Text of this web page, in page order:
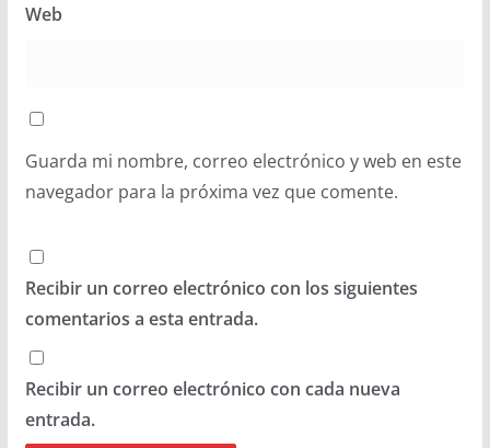
Web
Guarda mi nombre, correo electrónico y web en este
navegador para la próxima vez que comente.
Recibir un correo electrónico con los siguientes
comentarios a esta entrada.
Recibir un correo electrónico con cada nueva
entrada.